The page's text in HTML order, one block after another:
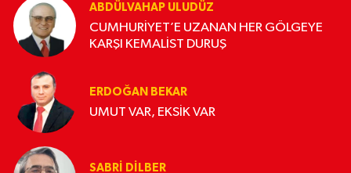
ABDÜLVAHAP ULUDÜZ
CUMHURİYET’E UZANAN HER GÖLGEYE
KARŞI KEMALİST DURUŞ
ERDOĞAN BEKAR
UMUT VAR, EKSİK VAR
SABRI DILBER